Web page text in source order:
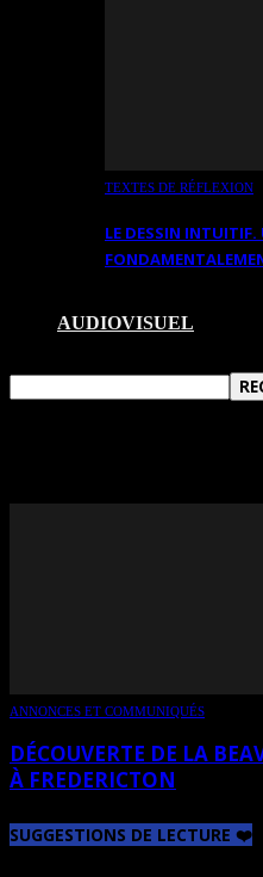
TEXTES DE RÉFLEXION
LE DESSIN
AUDIOVISUEL
ANNONCES ET COMMUNIQUÉS
DÉCOUVERTE DE LA
À FREDERICTON
SUGGESTIONS DE LECTURE ❤️